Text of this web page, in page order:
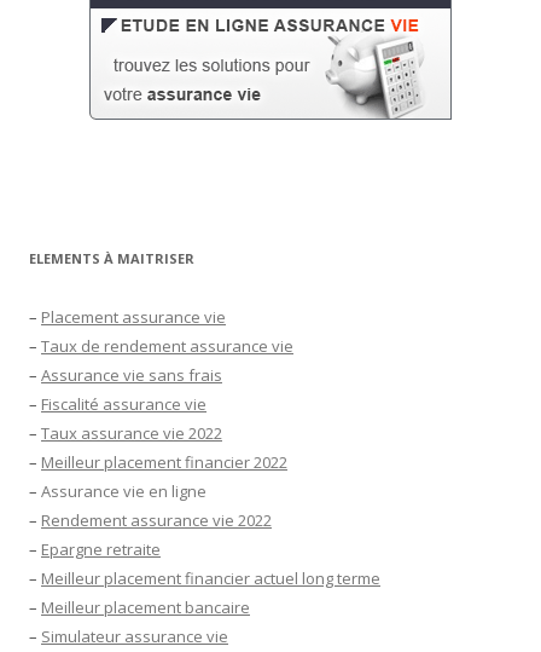
ELEMENTS À MAITRISER
– Placement assurance vie
– Taux de rendement assurance vie
– Assurance vie sans frais
– Fiscalité assurance vie
– Taux assurance vie 2022
– Meilleur placement financier 2022
– Assurance vie en ligne
– Rendement assurance vie 2022
– Epargne retraite
– Meilleur placement financier actuel long terme
– Meilleur placement bancaire
– Simulateur assurance vie